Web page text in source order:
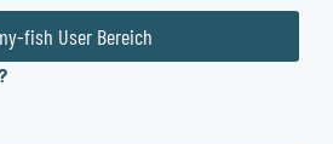
fish User Bereich